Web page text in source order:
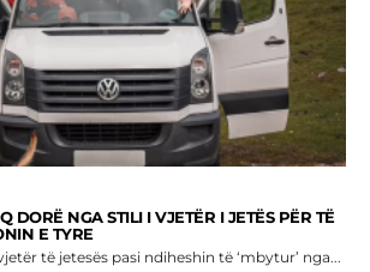
DORË NGA STILI I VJETËR I JETËS PËR TË
E TYRE
të jetesës pasi ndiheshin të ‘mbytur’ nga...